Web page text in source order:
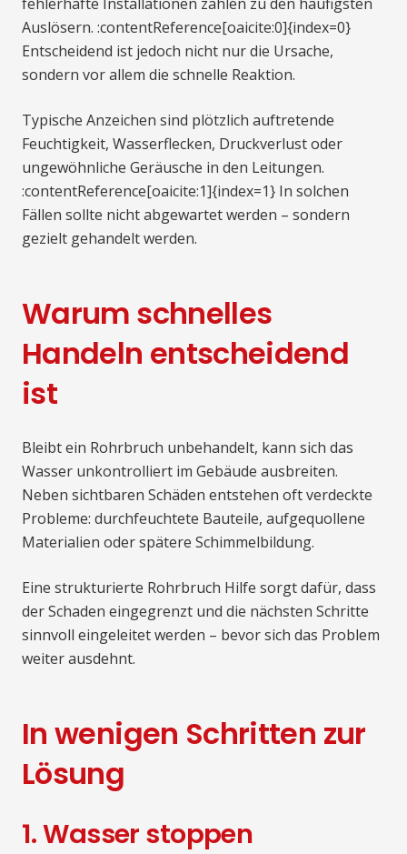
Auslösern. :contentReference[oaicite:0]{index=0}
Entscheidend ist jedoch nicht nur die Ursache,
sondern vor allem die schnelle Reaktion.
Typische Anzeichen sind plötzlich auftretende
Feuchtigkeit, Wasserflecken, Druckverlust oder
ungewöhnliche Geräusche in den Leitungen.
:contentReference[oaicite:1]{index=1} In solchen
Fällen sollte nicht abgewartet werden – sondern
gezielt gehandelt werden.
Warum schnelles
Handeln entscheidend
ist
Bleibt ein Rohrbruch unbehandelt, kann sich das
Wasser unkontrolliert im Gebäude ausbreiten.
Neben sichtbaren Schäden entstehen oft verdeckte
Probleme: durchfeuchtete Bauteile, aufgequollene
Materialien oder spätere Schimmelbildung.
Eine strukturierte Rohrbruch Hilfe sorgt dafür, dass
der Schaden eingegrenzt und die nächsten Schritte
sinnvoll eingeleitet werden – bevor sich das Problem
weiter ausdehnt.
In wenigen Schritten zur
Lösung
1. Wasser stoppen